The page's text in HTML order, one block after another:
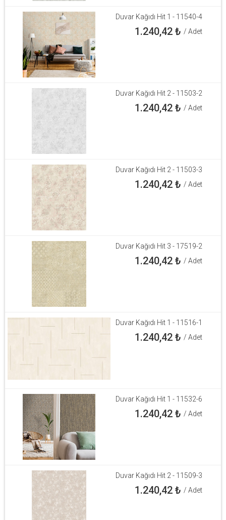
Duvar Kağıdı Hit 1 - 11540-4
1.240,42₺ / Adet
Duvar Kağıdı Hit 2 - 11503-2
1.240,42₺ / Adet
Duvar Kağıdı Hit 2 - 11503-3
1.240,42₺ / Adet
Duvar Kağıdı Hit 3 - 17519-2
1.240,42₺ / Adet
Duvar Kağıdı Hit 1 - 11516-1
1.240,42₺ / Adet
Duvar Kağıdı Hit 1 - 11532-6
1.240,42₺ / Adet
Duvar Kağıdı Hit 2 - 11509-3
1.240,42₺ / Adet